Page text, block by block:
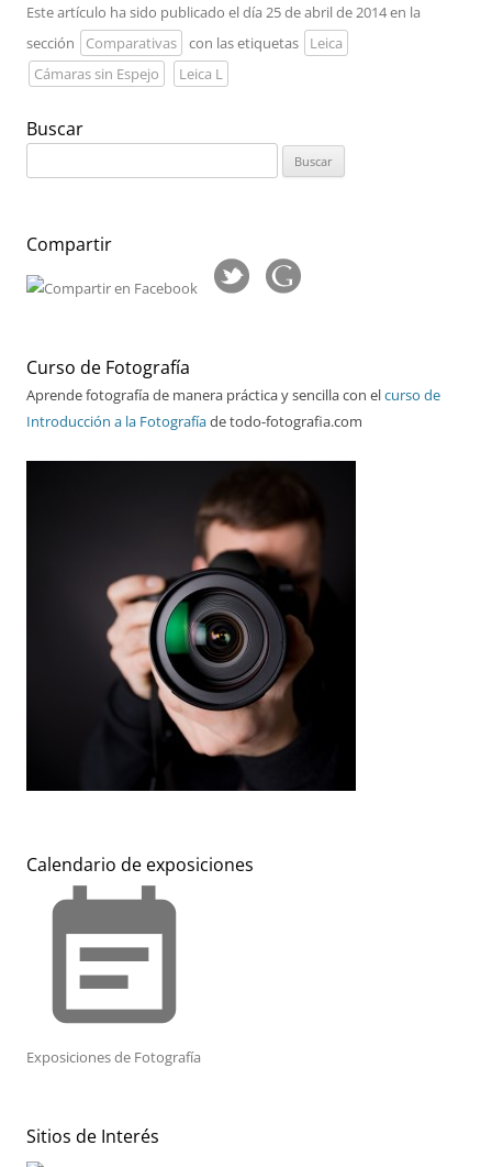
Este artículo ha sido publicado el día 25 de abril de 2014 en la
sección
Comparativas con las etiquetas
Leica
Cámaras sin Espejo
Leica L
Buscar
Compartir
Curso de Fotografía
Aprende fotografía de manera práctica y sencilla con elcurso de
Introducción a la Fotografíade todo-fotografia.com
Calendario de exposiciones
event_note
Exposiciones de Fotografía
Sitios de Interés